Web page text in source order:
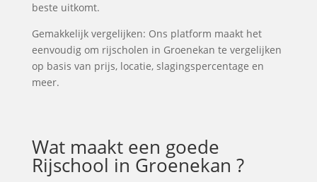
beste uitkomt.
Gemakkelijk vergelijken: Ons platform maakt het
eenvoudig om rijscholen in Groenekan te vergelijken
op basis van prijs, locatie, slagingspercentage en
meer.
Wat maakt een goede
Rijschool in Groenekan ?